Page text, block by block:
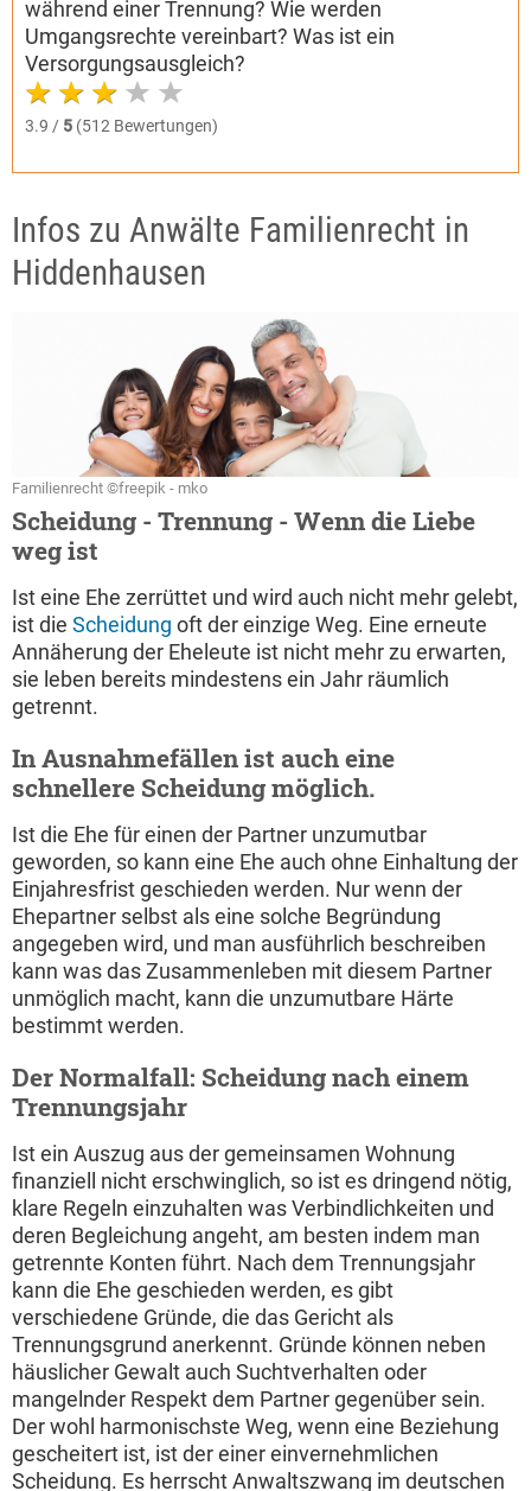
während einer Trennung? Wie werden
Umgangsrechte vereinbart? Was ist ein
Versorgungsausgleich?
3.9 / 5 (512 Bewertungen)
Infos zu Anwälte Familienrecht in
Hiddenhausen
Familienrecht ©freepik - mko
Scheidung - Trennung - Wenn die Liebe
weg ist
Ist eine Ehe zerrüttet und wird auch nicht mehr gelebt,
ist die Scheidung oft der einzige Weg. Eine erneute
Annäherung der Eheleute ist nicht mehr zu erwarten,
sie leben bereits mindestens ein Jahr räumlich
getrennt.
In Ausnahmefällen ist auch eine
schnellere Scheidung möglich.
Ist die Ehe für einen der Partner unzumutbar
geworden, so kann eine Ehe auch ohne Einhaltung der
Einjahresfrist geschieden werden. Nur wenn der
Ehepartner selbst als eine solche Begründung
angegeben wird, und man ausführlich beschreiben
kann was das Zusammenleben mit diesem Partner
unmöglich macht, kann die unzumutbare Härte
bestimmt werden.
Der Normalfall: Scheidung nach einem
Trennungsjahr
Ist ein Auszug aus der gemeinsamen Wohnung
finanziell nicht erschwinglich, so ist es dringend nötig,
klare Regeln einzuhalten was Verbindlichkeiten und
deren Begleichung angeht, am besten indem man
getrennte Konten führt. Nach dem Trennungsjahr
kann die Ehe geschieden werden, es gibt
verschiedene Gründe, die das Gericht als
Trennungsgrund anerkennt. Gründe können neben
häuslicher Gewalt auch Suchtverhalten oder
mangelnder Respekt dem Partner gegenüber sein.
Der wohl harmonischste Weg, wenn eine Beziehung
gescheitert ist, ist der einer einvernehmlichen
Scheidung. Es herrscht Anwaltszwang im deutschen